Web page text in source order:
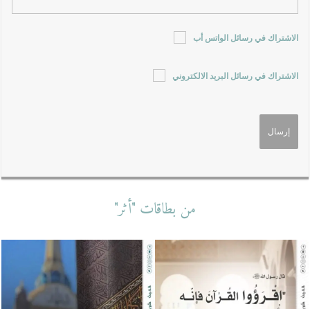
الاشتراك في رسائل الواتس أب
الاشتراك في رسائل البريد الالكتروني
من بطاقات "أثر"